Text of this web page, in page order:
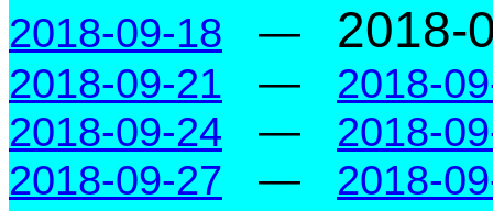
2018-09-18 — 2018-
2018-09-21 —
2018-
2018-09-24 —
2018-
2018-09-27 —
2018-